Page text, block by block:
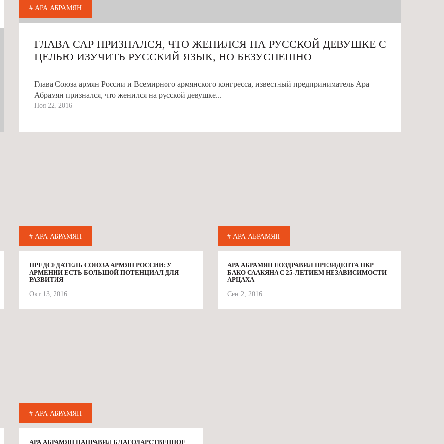
# АРА АБРАМЯН
ГЛАВА САР ПРИЗНАЛСЯ, ЧТО ЖЕНИЛСЯ НА РУССКОЙ ДЕВУШКЕ С
ЦЕЛЬЮ ИЗУЧИТЬ РУССКИЙ ЯЗЫК, НО БЕЗУСПЕШНО
Глава Союза армян России и Всемирного армянского конгресса, известный предприниматель Ара
Абрамян признался, что женился на русской девушке...
Ноя 22, 2016
# АРА АБРАМЯН
ПРЕДСЕДАТЕЛЬ СОЮЗА АРМЯН РОССИИ: У
АРМЕНИИ ЕСТЬ БОЛЬШОЙ ПОТЕНЦИАЛ ДЛЯ
РАЗВИТИЯ
Окт 13, 2016
# АРА АБРАМЯН
АРА АБРАМЯН ПОЗДРАВИЛ ПРЕЗИДЕНТА НКР
БАКО СААКЯНА С 25-ЛЕТИЕМ НЕЗАВИСИМОСТИ
АРЦАХА
Сен 2, 2016
# АРА АБРАМЯН
АРА АБРАМЯН НАПРАВИЛ БЛАГОДАРСТВЕННОЕ